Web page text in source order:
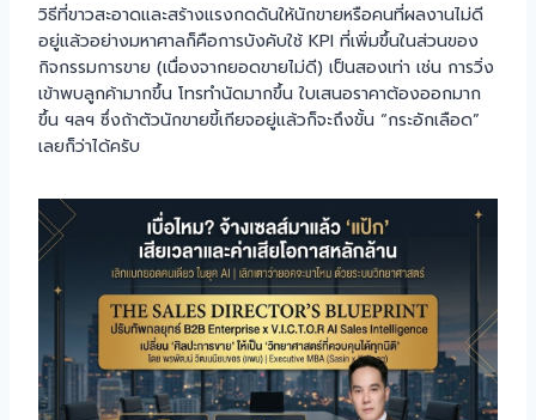
วิธีที่ขาวสะอาดและสร้างแรงกดดันให้นักขายหรือคนที่ผลงานไม่ดี
อยู่แล้วอย่างมหาศาลก็คือการบังคับใช้ KPI ที่เพิ่มขึ้นในส่วนของ
กิจกรรมการขาย (เนื่องจากยอดขายไม่ดี) เป็นสองเท่า เช่น การวิ่ง
เข้าพบลูกค้ามากขึ้น โทรทำนัดมากขึ้น ใบเสนอราคาต้องออกมาก
ขึ้น ฯลฯ ซึ่งถ้าตัวนักขายขี้เกียจอยู่แล้วก็จะถึงขั้น “กระอักเลือด”
เลยก็ว่าได้ครับ